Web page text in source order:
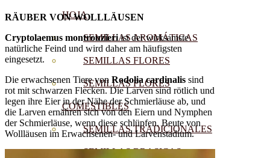
HOJA
SEMILLAS AROMÁTICAS
SEMILLAS FLORES
SEMILLAS FLORES
COMESTIBLES
SEMILLAS TRADICIONALES
SEMILLAS BRASICAS
RÄUBER VON WOLLLÄUSEN
Cryptolaemus montrouzieri ist der wirksamste
natürliche Feind und wird daher am häufigsten
eingesetzt.
Die erwachsenen Tiere von Rodolia cardinalis sind
rot mit schwarzen Flecken. Die Larven sind rötlich und
legen ihre Eier in der Nähe der Schmierläuse ab, und
die Larven ernähren sich von den Eiern und Nymphen
der Schmierläuse, wenn diese schlüpfen. Beute von
Wollläusen im Erwachsenen- und Larvenstadium.